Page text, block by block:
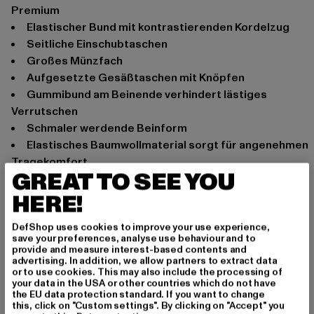
Premium
Elastischer Bund mit kontrastierenden Kordelzug
Seitliche Einschubtaschen
Großes Münzfach
Aufgesetzte Gesäßtaschen mit Knöpfen
Gummibund am Beinende verhindert lästiges
Verrutschen
Schmaler werdende Beinform
Elastisches Baumwollmaterial sorgt für angenehmen
Tragekomfort
Slim Fit
Anlass: Alltag, Basic
Schnitt: Skinny-Fit
Marke: 2Y Premium
Kat.: Cargohosen
Farbe: olive
Hersteller Farbe: olive
Materialzusammensetzung: 97% Baumwolle, 3%
GREAT TO SEE YOU
HERE!
DefShop uses cookies to improve your use experience,
save your preferences, analyse use behaviour and to
provide and measure interest-based contents and
advertising. In addition, we allow partners to extract data
or to use cookies. This may also include the processing of
your data in the USA or other countries which do not have
the EU data protection standard. If you want to change
this, click on "Custom settings". By clicking on "Accept" you